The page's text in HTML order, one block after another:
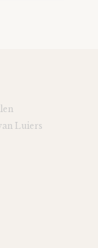
Luiers